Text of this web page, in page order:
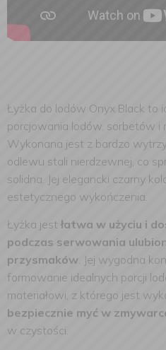
Łyżka do lodów Onyx Black to
porcjowania lodów, sorbetów i
Wykonana jest z bardzo
odlewu stali nierdzewnej, co
solidna. Jej elegancki czarny
estetycznego wykończenia.
Łyżka jest łatwa w użyciu i
podczas serwowania
przysmaków. Jej wygodna
formowanie idealnych porcji
materiałowi, z którego jest
bezpiecznie myć w
w czystości.